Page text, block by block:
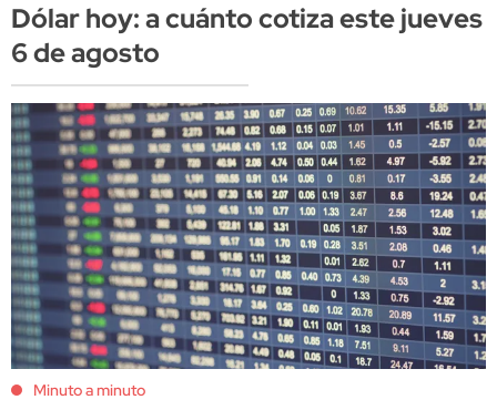
Dólar hoy: a cuánto cotiza este jueves
6 de agosto
Minuto a minuto